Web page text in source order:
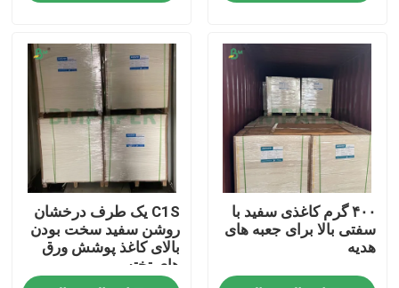
محصولات
دربارهی ما
کارخانه تور
کنترل کیفیت
۴۰۰ گرم کاغذی سفید با
سفتی بالا برای جعبه های
هدیه
C1S یک طرف درخشان
روشن سفید سخت بودن
بالای کاغذ پوشش ورق
های تخته